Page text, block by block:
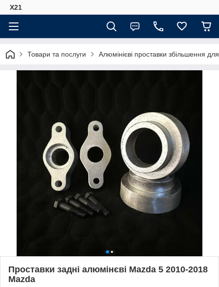
Х21
Товари та послуги Алюмінієві проставки збільшення
Проставки задні алюмінєві Mazda 5 2010-2018
Mazda